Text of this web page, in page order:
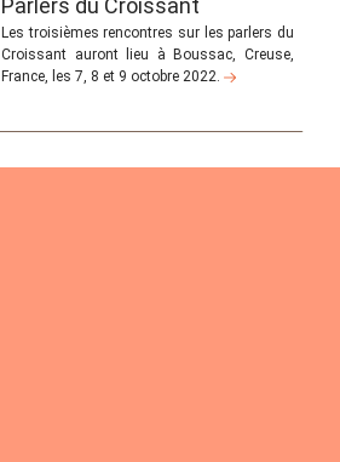
Parlers du Croissant
Les troisièmes rencontres sur les parlers du
Croissant auront lieu à Boussac, Creuse,
France, les 7, 8 et 9 octobre 2022.